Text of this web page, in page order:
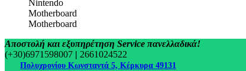
Nintendo
Motherboard
Motherboard
Αποστολή και εξυπηρέτηση Service πανελλαδικά!
(+30)6971598007 | 2661024522
Πολυχρονίου Κωνσταντά 5, Κέρκυρα 49131